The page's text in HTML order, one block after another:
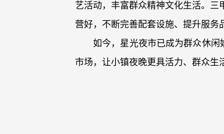
艺活动，丰富群众精神文化生活。
营好，不断完善配套设施、提升服
如今，星光夜市已成为群众休
市场，让小镇夜晚更具活力、群众生